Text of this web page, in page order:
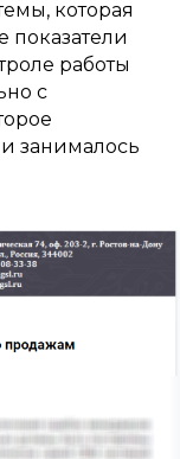
которая
показатели
работы
с
занималось